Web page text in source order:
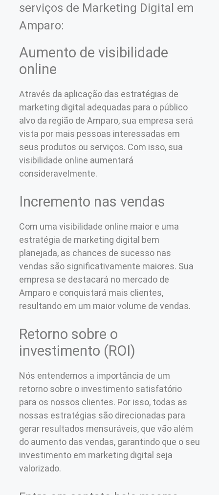
serviços de Marketing Digital em
Amparo:
Aumento de visibilidade
online
Através da aplicação das estratégias de
marketing digital adequadas para o público
alvo da região de Amparo, sua empresa será
vista por mais pessoas interessadas em
seus produtos ou serviços. Com isso, sua
visibilidade online aumentará
consideravelmente.
Incremento nas vendas
Com uma visibilidade online maior e uma
estratégia de marketing digital bem
planejada, as chances de sucesso nas
vendas são significativamente maiores. Sua
empresa se destacará no mercado de
Amparo e conquistará mais clientes,
resultando em um maior volume de vendas.
Retorno sobre o
investimento (ROI)
Nós entendemos a importância de um
retorno sobre o investimento satisfatório
para os nossos clientes. Por isso, todas as
nossas estratégias são direcionadas para
gerar resultados mensuráveis, que vão além
do aumento das vendas, garantindo que o seu
investimento em marketing digital seja
valorizado.